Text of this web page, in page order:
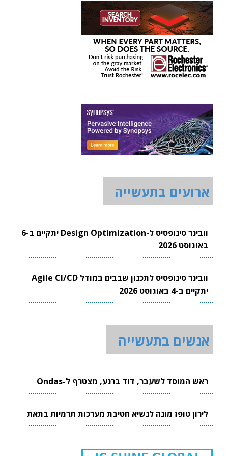
ארועים בתעשייה
וובינר סינופסיס ל-Design Optimization יתקיים ב-6
באוגוסט 2026
וובינר סינופסיס לתכנון שבבים במודל Agile CI/CD
יתקיים ב-4 באוגוסט 2026
אנשים בתעשייה
ראש המוסד לשעבר, דוד ברנע, מצטרף ל-Ondas
לירון טופז מונה לנשיא חטיבת מערכות תרמיות בתאת